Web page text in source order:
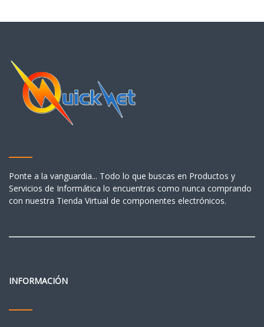
Ponte a la vanguardia... Todo lo que buscas en Productos y
Servicios de Informática lo encuentras como nunca comprando
con nuestra Tienda Virtual de componentes electrónicos.
INFORMACIÓN